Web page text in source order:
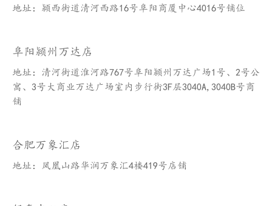
地址：颍西街道清河西路16号阜阳商厦中心4016号铺位
阜阳颍州万达店
地址：清河街道淮河路767号阜阳颍州万达广场1号、2号公
寓、3号大商业万达广场室内步行街3F层3040A,3040B号商
铺
合肥万象汇店
地址：凤凰山路华润万象汇4楼419号店铺